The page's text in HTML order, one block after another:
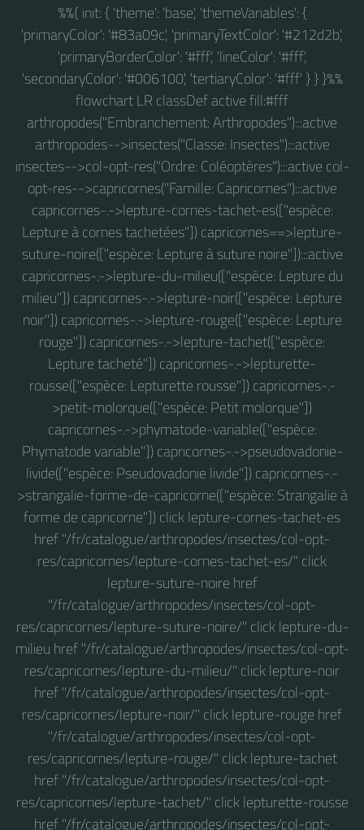
%%{ init: { 'theme': 'base', 'themeVariables': {
'primaryColor': '#83a09c', 'primaryTextColor': '#212d2b',
'primaryBorderColor': '#fff', 'lineColor': '#fff',
'secondaryColor': '#006100', 'tertiaryColor': '#fff' } } }%%
flowchart LR classDef active fill:#fff
arthropodes("Embranchement: Arthropodes"):::active
arthropodes-->insectes("Classe: Insectes"):::active
insectes-->col-opt-res("Ordre: Coléoptères"):::active col-
opt-res-->capricornes("Famille: Capricornes"):::active
capricornes-.->lepture-cornes-tachet-es(["espèce:
Lepture à cornes tachetées"]) capricornes==>lepture-
suture-noire(["espèce: Lepture à suture noire"]):::active
capricornes-.->lepture-du-milieu(["espèce: Lepture du
milieu"]) capricornes-.->lepture-noir(["espèce: Lepture
noir"]) capricornes-.->lepture-rouge(["espèce: Lepture
rouge"]) capricornes-.->lepture-tachet(["espèce:
Lepture tacheté"]) capricornes-.->lepturette-
rousse(["espèce: Lepturette rousse"]) capricornes-.-
>petit-molorque(["espèce: Petit molorque"])
capricornes-.->phymatode-variable(["espèce:
Phymatode variable"]) capricornes-.->pseudovadonie-
livide(["espèce: Pseudovadonie livide"]) capricornes-.-
>strangalie-forme-de-capricorne(["espèce: Strangalie à
forme de capricorne"]) click lepture-cornes-tachet-es
href "/fr/catalogue/arthropodes/insectes/col-opt-
res/capricornes/lepture-cornes-tachet-es/" click
lepture-suture-noire href
"/fr/catalogue/arthropodes/insectes/col-opt-
res/capricornes/lepture-suture-noire/" click lepture-du-
milieu href "/fr/catalogue/arthropodes/insectes/col-opt-
res/capricornes/lepture-du-milieu/" click lepture-noir
href "/fr/catalogue/arthropodes/insectes/col-opt-
res/capricornes/lepture-noir/" click lepture-rouge href
"/fr/catalogue/arthropodes/insectes/col-opt-
res/capricornes/lepture-rouge/" click lepture-tachet
href "/fr/catalogue/arthropodes/insectes/col-opt-
res/capricornes/lepture-tachet/" click lepturette-rousse
href "/fr/catalogue/arthropodes/insectes/col-opt-